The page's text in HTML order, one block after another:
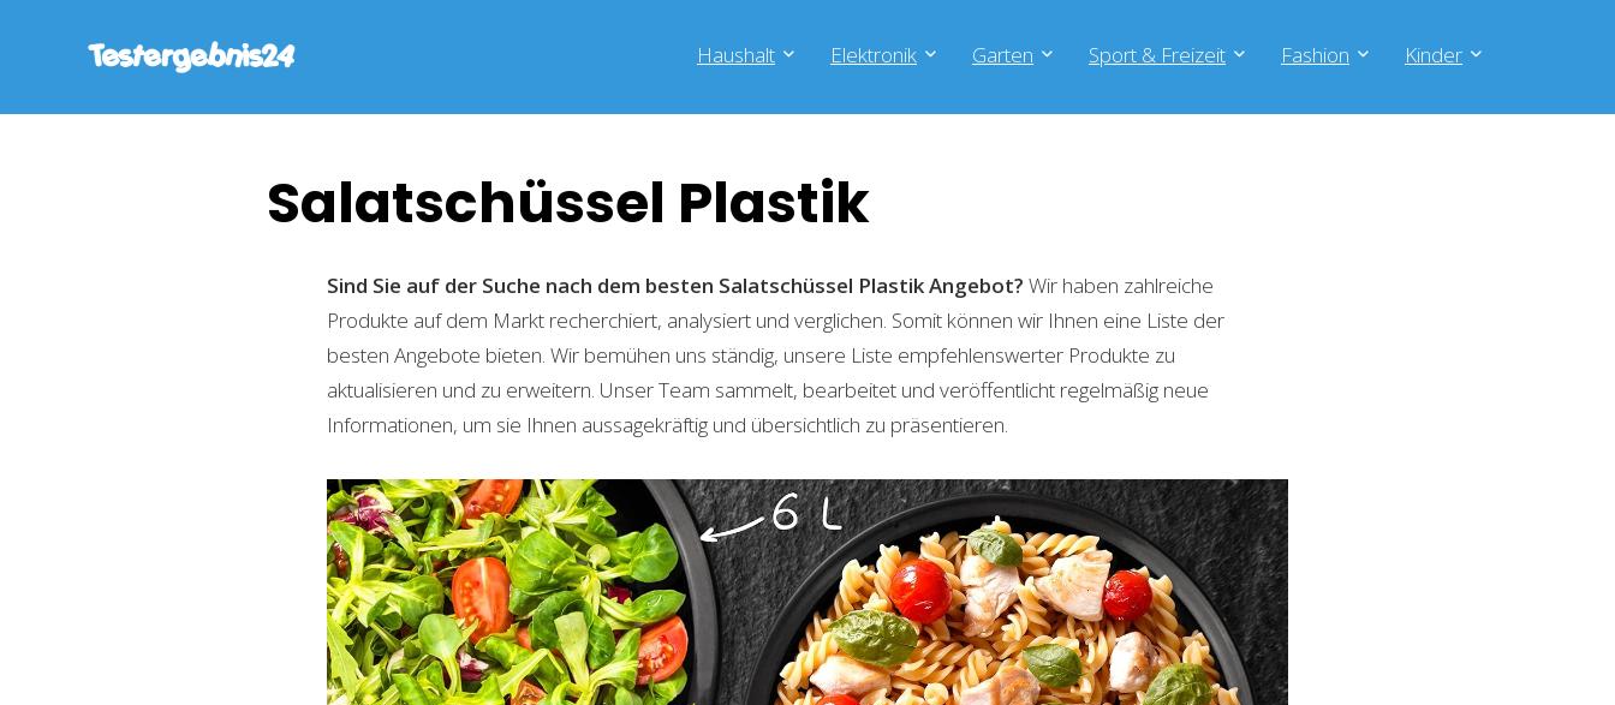
Haushalt Elektronik Garten Sport & Freizeit Fashion Kinder
Salatschüssel Plastik
Sind Sie auf der Suche nach dem besten Salatschüssel PlastikAngebot? Wir haben zahlreiche
Produkte auf dem Markt recherchiert, analysiert und verglichen. Somit können wir Ihnen eine Liste der
besten Angebote bieten. Wir bemühen uns ständig, unsere Liste empfehlenswerter Produkte zu
aktualisieren und zu erweitern. Unser Team sammelt, bearbeitet und veröffentlicht regelmäßig neue
Informationen, um sie Ihnen aussagekräftig und übersichtlich zu präsentieren.